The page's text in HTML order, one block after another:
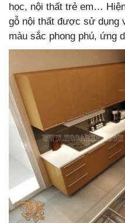
học, nội thất trẻ em…
gỗ nội thất được sử dụng
màu sắc phong phú, ứng